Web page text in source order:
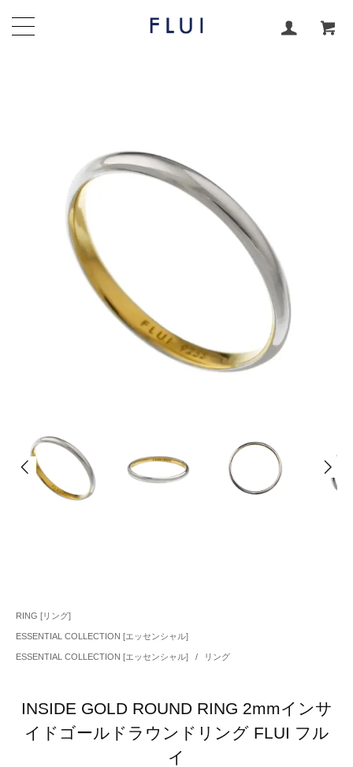
RING [リング]
ESSENTIAL COLLECTION [エッセンシャル]
ESSENTIAL COLLECTION [エッセンシャル] / リング
INSIDE GOLD ROUND RING 2mmインサ
イドゴールドラウンドリング FLUI フル
イ